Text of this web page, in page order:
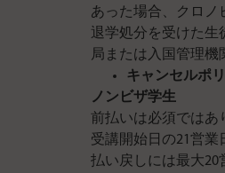
あった場合、クロノ
退学処分を受けた生
局または入国管理機
キャンセルポ
ノンビザ学生
前払いは必須ではあ
受講開始日の21営業
払い戻しには最大20